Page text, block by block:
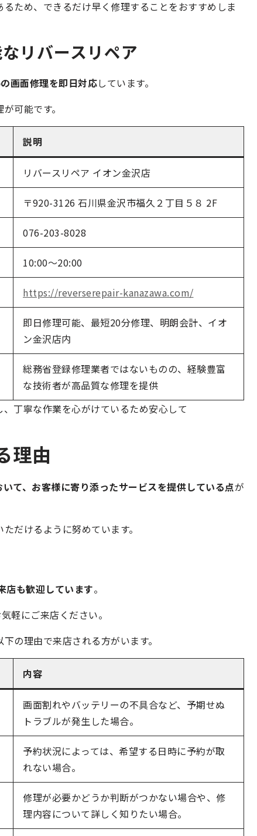
ため、できるだけ早く修理することをおすすめしま
リバースリペア
画面修理を即日対応しています。
可能です。
説明
リバースリペア イオン金沢店
〒920-3126 石川県金沢市福久２丁目５８ 2F
076-203-8028
10:00～20:00
https://reverserepair-kanazawa.com/
即日修理可能、最短20分修理、明朗会計、イオ
ン金沢店内
総務省登録修理業者ではないものの、経験豊富
な技術者が高品質な修理を提供
丁寧な作業を心がけているため安心して
理由
て、お客様に寄り添ったサービスを提供している点が
だけるように努めています。
店も歓迎しています。
軽にご来店ください。
の理由で来店される方がいます。
内容
画面割れやバッテリーの不具合など、予期せぬ
トラブルが発生した場合。
予約状況によっては、希望する日時に予約が取
れない場合。
修理が必要かどうか判断がつかない場合や、修
理内容について詳しく知りたい場合。